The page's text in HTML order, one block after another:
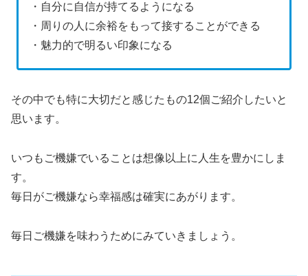
・自分に自信が持てるようになる
・周りの人に余裕をもって接することができる
・魅力的で明るい印象になる
その中でも特に大切だと感じたもの12個ご紹介したいと
思います。
いつもご機嫌でいることは想像以上に人生を豊かにしま
す。
毎日がご機嫌なら幸福感は確実にあがります。
毎日ご機嫌を味わうためにみていきましょう。